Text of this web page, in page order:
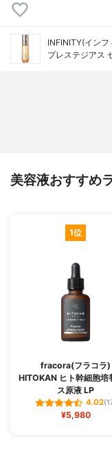
INFINITY(インフ
プレステジアス
美容液おすすめ
1位
fracora(フラコラ)
HITOKAN ヒト幹細胞培
ス原液 LP
4.02
¥5,980